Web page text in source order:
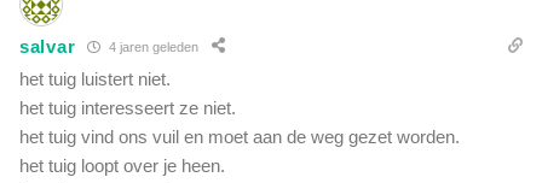
salvar 4 jaren geleden
het tuig luistert niet.
het tuig interesseert ze niet.
het tuig vind ons vuil en moet aan de weg gezet worden.
het tuig loopt over je heen.